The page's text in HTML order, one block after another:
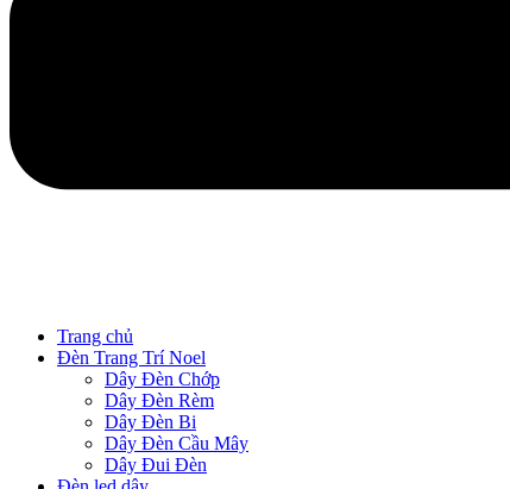
Trang chủ
Đèn Trang Trí Noel
Dây Đèn Chớp
Dây Đèn Rèm
Dây Đèn Bi
Dây Đèn Cầu Mây
Dây Đui Đèn